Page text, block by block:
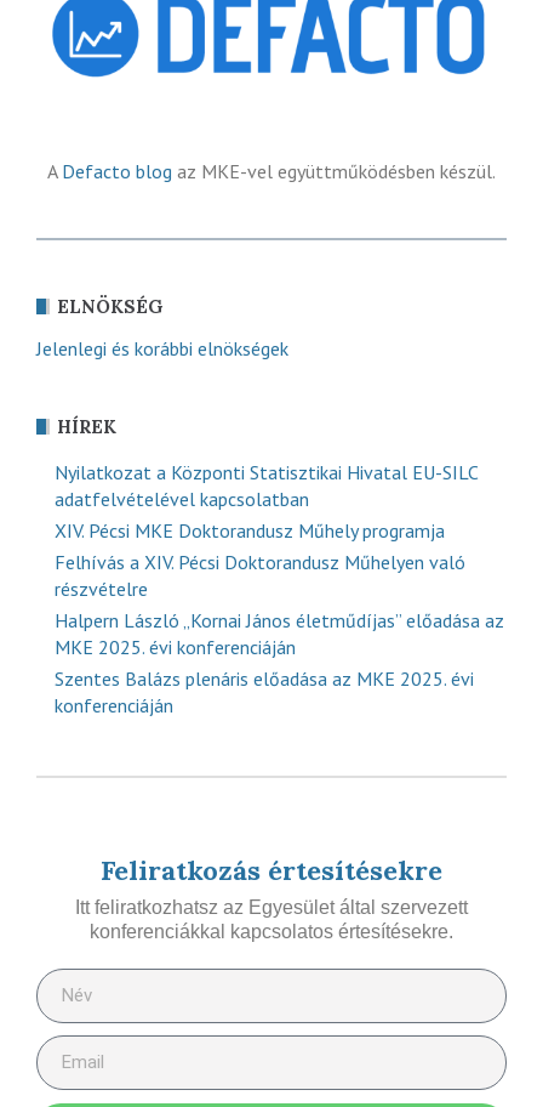
A Defacto blog az MKE-vel együttműködésben készül.
ELNÖKSÉG
Jelenlegi és korábbi elnökségek
HÍREK
Nyilatkozat a Központi Statisztikai Hivatal EU-SILC
adatfelvételével kapcsolatban
XIV. Pécsi MKE Doktorandusz Műhely programja
Felhívás a XIV. Pécsi Doktorandusz Műhelyen való
részvételre
Halpern László „Kornai János életműdíjas” előadása az
MKE 2025. évi konferenciáján
Szentes Balázs plenáris előadása az MKE 2025. évi
konferenciáján
Feliratkozás értesítésekre
Itt feliratkozhatsz az Egyesület által szervezett
konferenciákkal kapcsolatos értesítésekre.